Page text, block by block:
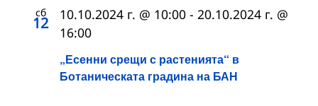
сб
12
„Есенни срещи с растенията“ в
Ботаническата градина на БАН
10.10.2024 г. @ 10:00 - 20.10.2024 г. @
16:00